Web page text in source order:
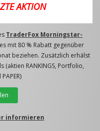
AKTION
TraderFox Morningstar-
mit 80 % Rabatt gegenüber
beziehen. Zusätzlich erhälst
(aktien RANKINGS, Portfolio,
informieren